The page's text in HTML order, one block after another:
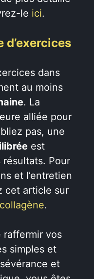
le ici.
dans
au moins
. La
alliée pour
pas, une
est
Pour
et l’entretien
cet article sur
.
raffermir vos
simples et
et